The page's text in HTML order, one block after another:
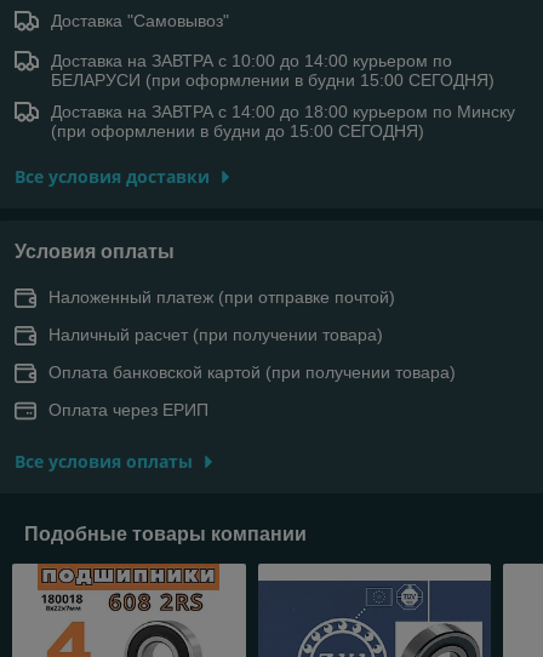
Доставка "Самовывоз"
Доставка на ЗАВТРА с 10:00 до 14:00 курьером по
БЕЛАРУСИ (при оформлении в будни 15:00 СЕГОДНЯ)
Доставка на ЗАВТРА с 14:00 до 18:00 курьером по Минску
(при оформлении в будни до 15:00 СЕГОДНЯ)
Все условия доставки
Условия оплаты
Наложенный платеж (при отправке почтой)
Наличный расчет (при получении товара)
Оплата банковской картой (при получении товара)
Оплата через ЕРИП
Все условия оплаты
Подобные товары компании